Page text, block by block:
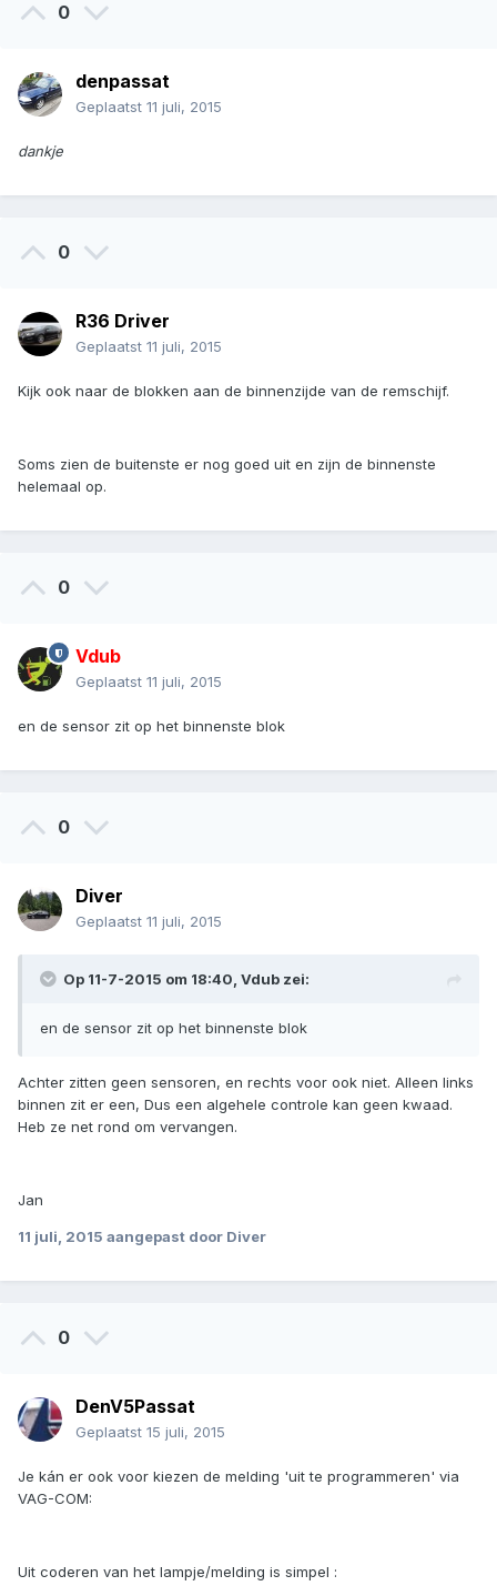
0
denpassat
Geplaatst 11 juli, 2015
dankje
0
R36 Driver
Geplaatst 11 juli, 2015
Kijk ook naar de blokken aan de binnenzijde van de remschijf.
Soms zien de buitenste er nog goed uit en zijn de binnenste
helemaal op.
0
Vdub
Geplaatst 11 juli, 2015
en de sensor zit op het binnenste blok
0
Diver
Geplaatst 11 juli, 2015
Op 11-7-2015 om 18:40, Vdub zei:
en de sensor zit op het binnenste blok
Achter zitten geen sensoren, en rechts voor ook niet. Alleen links
binnen zit er een, Dus een algehele controle kan geen kwaad.
Heb ze net rond om vervangen.
Jan
11 juli, 2015 aangepast door Diver
0
DenV5Passat
Geplaatst 15 juli, 2015
Je kán er ook voor kiezen de melding 'uit te programmeren' via
VAG-COM:
Uit coderen van het lampje/melding is simpel :